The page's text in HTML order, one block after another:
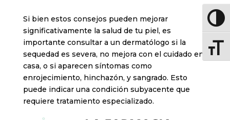
Si bien estos consejos pueden mejorar
significativamente la salud de tu piel, es
importante consultar a un dermatólogo si la
sequedad es severa, no mejora con el cuidado en
casa, o si aparecen síntomas como
enrojecimiento, hinchazón, y sangrado. Esto
puede indicar una condición subyacente que
requiere tratamiento especializado.